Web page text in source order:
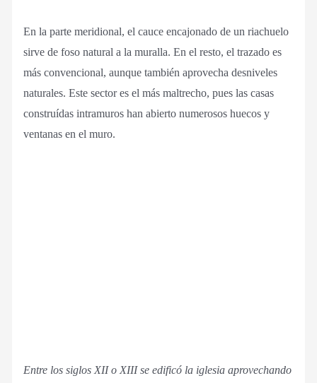
En la parte meridional, el cauce encajonado de un riachuelo
sirve de foso natural a la muralla. En el resto, el trazado es
más convencional, aunque también aprovecha desniveles
naturales. Este sector es el más maltrecho, pues las casas
construídas intramuros han abierto numerosos huecos y
ventanas en el muro.
Entre los siglos XII o XIII se edificó la iglesia aprovechando